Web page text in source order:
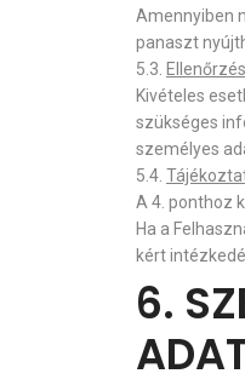
Amennyiben
panaszt
5.3. Ellenőrzés
Kivételes
szükséges
személyes
5.4.
A 4. ponthoz
Ha a
kért
6.